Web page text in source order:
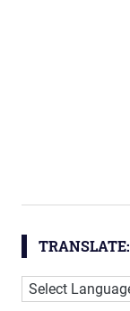
TRANSLATE: